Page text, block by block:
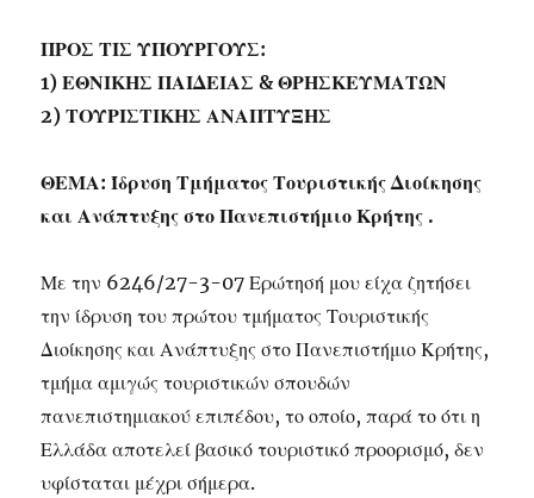
ΠΡΟΣ ΤΙΣ ΥΠΟΥΡΓΟΥΣ:
1) ΕΘΝΙΚΗΣ ΠΑΙΔΕΙΑΣ & ΘΡΗΣΚΕΥΜΑΤΩΝ
2) ΤΟΥΡΙΣΤΙΚΗΣ ΑΝΑΠΤΥΞΗΣ
ΘΕΜΑ: Ίδρυση Τμήματος Τουριστικής Διοίκησης
και Ανάπτυξης στο Πανεπιστήμιο Κρήτης .
Με την 6246/27-3-07 Ερώτησή μου είχα ζητήσει
την ίδρυση του πρώτου τμήματος Τουριστικής
Διοίκησης και Ανάπτυξης στο Πανεπιστήμιο Κρήτης,
τμήμα αμιγώς τουριστικών σπουδών
πανεπιστημιακού επιπέδου, το οποίο, παρά το ότι η
Ελλάδα αποτελεί βασικό τουριστικό προορισμό, δεν
υφίσταται μέχρι σήμερα.